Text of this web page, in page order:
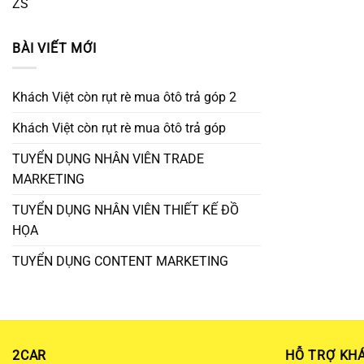
ZS
BÀI VIẾT MỚI
Khách Việt còn rụt rè mua ôtô trả góp 2
Khách Việt còn rụt rè mua ôtô trả góp
TUYỂN DỤNG NHÂN VIÊN TRADE
MARKETING
TUYỂN DỤNG NHÂN VIÊN THIẾT KẾ ĐỒ
HỌA
TUYỂN DỤNG CONTENT MARKETING
2CAR HỖ TRỢ